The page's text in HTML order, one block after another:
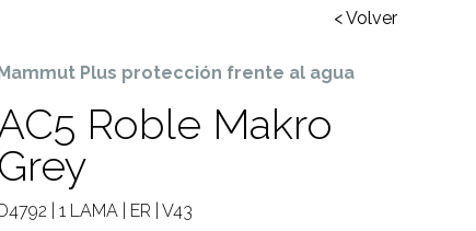
< Volver
Plus protección frente al agua
Roble Makro
Grey
| 1 LAMA | ER | V43